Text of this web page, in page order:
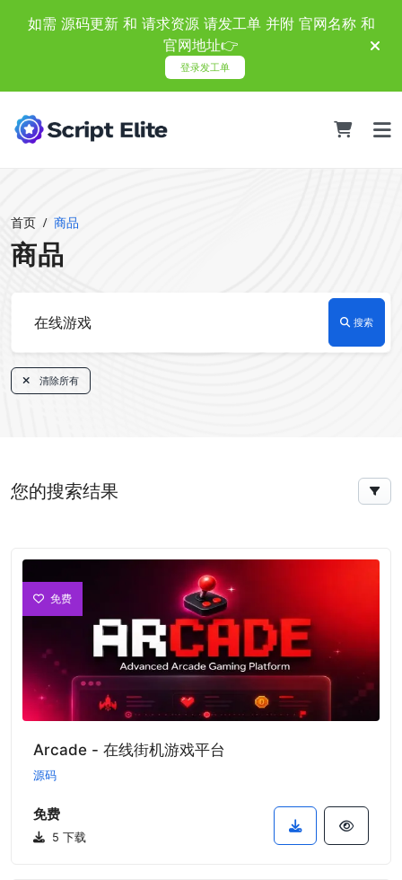
如需 源码更新 和 请求资源 请发工单 并附 官网名称 和
官网地址👉
登录发工单
首页 商品
商品
搜索
清除所有
您的搜索结果
免费
Arcade - 在线街机游戏平台
源码
免费
5 下载